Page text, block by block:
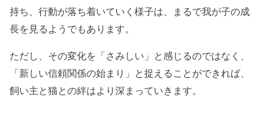
持ち、行動が落ち着いていく様子は、まるで我が子の成
長を見るようでもあります。
ただし、その変化を「さみしい」と感じるのではなく、
「新しい信頼関係の始まり」と捉えることができれば、
飼い主と猫との絆はより深まっていきます。